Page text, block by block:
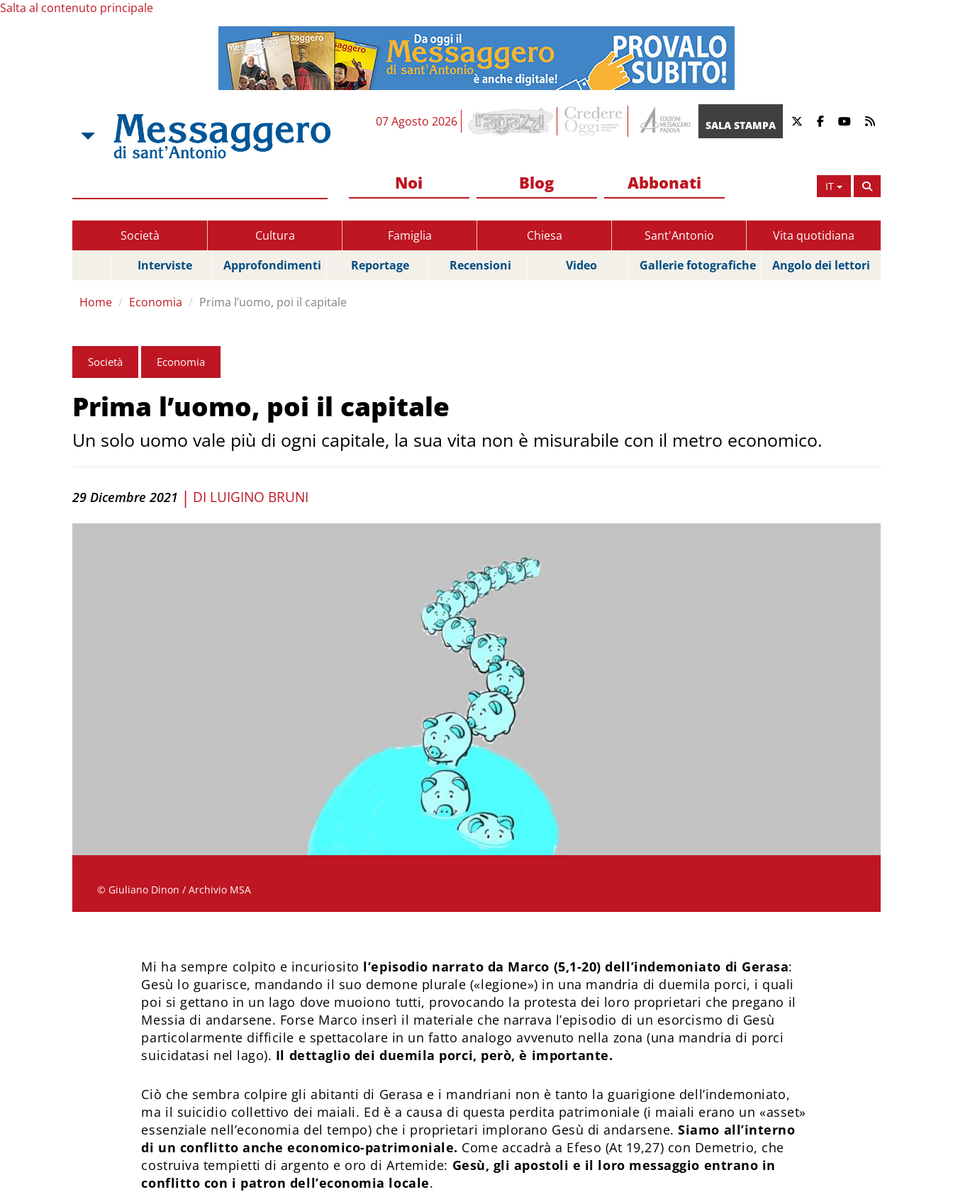
Salta al contenuto principale
07 Agosto 2026 SALA STAMPA
IT
Noi Blog Abbonati
Società Cultura Famiglia Chiesa Sant'Antonio
Vita quotidiana
Interviste
Approfondimenti Reportage Recensioni Video Gallerie fotografiche Angolo dei lettori
Home Economia Prima l’uomo, poi il capitale
Società Economia
Prima l’uomo, poi il capitale
Un solo uomo vale più di ogni capitale, la sua vita non è misurabile con il metro economico.
29 Dicembre 2021 | DI LUIGINO BRUNI
© Giuliano Dinon / Archivio MSA
Mi ha sempre colpito e incuriosito l’episodio narrato da Marco (5,1-20) dell’indemoniato di Gerasa:
Gesù lo guarisce, mandando il suo demone plurale («legione») in una mandria di duemila porci, i quali
poi si gettano in un lago dove muoiono tutti, provocando la protesta dei loro proprietari che pregano il
Messia di andarsene. Forse Marco inserì il materiale che narrava l’episodio di un esorcismo di Gesù
particolarmente difficile e spettacolare in un fatto analogo avvenuto nella zona (una mandria di porci
suicidatasi nel lago). Il dettaglio dei duemila porci, però, è importante.
Ciò che sembra colpire gli abitanti di Gerasa e i mandriani non è tanto la guarigione dell’indemoniato,
ma il suicidio collettivo dei maiali. Ed è a causa di questa perdita patrimoniale (i maiali erano un «asset»
essenziale nell’economia del tempo) che i proprietari implorano Gesù di andarsene.Siamo all’interno
di un conflitto anche economico-patrimoniale. Come accadrà a Efeso (At 19,27) con Demetrio, che
costruiva tempietti di argento e oro di Artemide: Gesù, gli apostoli e il loro messaggio entrano in
conflitto con i patron dell’economia locale.